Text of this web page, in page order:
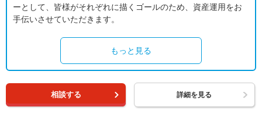
ーとして、皆様がそれぞれに描くゴールのため、資産運用をお
手伝いさせていただきます。
もっと見る
相談する 詳細を見る